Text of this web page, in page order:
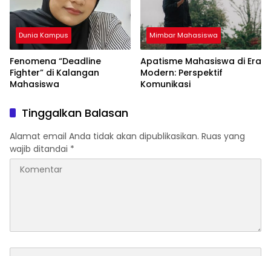
Dunia Kampus
Fenomena “Deadline
Fighter” di Kalangan
Mahasiswa
Mimbar Mahasiswa
Apatisme Mahasiswa di Era
Modern: Perspektif
Komunikasi
Tinggalkan Balasan
Alamat email Anda tidak akan dipublikasikan. Ruas yang
wajib ditandai *